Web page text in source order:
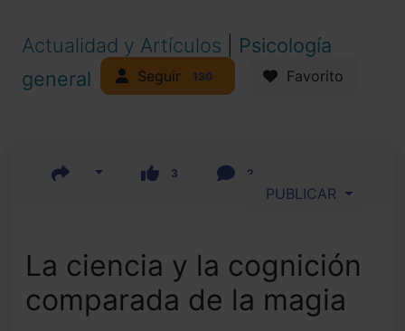
Actualidad y Artículos
Psicología
general
Seguir 130 Favorito
3 2
PUBLICAR
La ciencia y la cognición
comparada de la magia